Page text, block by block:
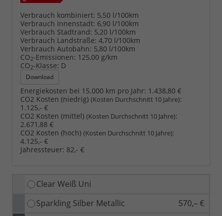
Verbrauch kombiniert: 5,50 l/100km
Verbrauch Innenstadt: 6,90 l/100km
Verbrauch Stadtrand: 5,20 l/100km
Verbrauch Landstraße: 4,70 l/100km
Verbrauch Autobahn: 5,80 l/100km
CO2-Emissionen: 125,00 g/km
CO2-Klasse: D
Download
Energiekosten bei 15.000 km pro Jahr: 1.438,80 €
CO2 Kosten (niedrig) (Kosten Durchschnitt 10 Jahre):
1.125,- €
CO2 Kosten (mittel) (Kosten Durchschnitt 10 Jahre):
2.671,88 €
CO2 Kosten (hoch) (Kosten Durchschnitt 10 Jahre):
4.125,- €
Jahressteuer: 82,- €
Clear Weiß Uni
Sparkling Silber Metallic
570,– €